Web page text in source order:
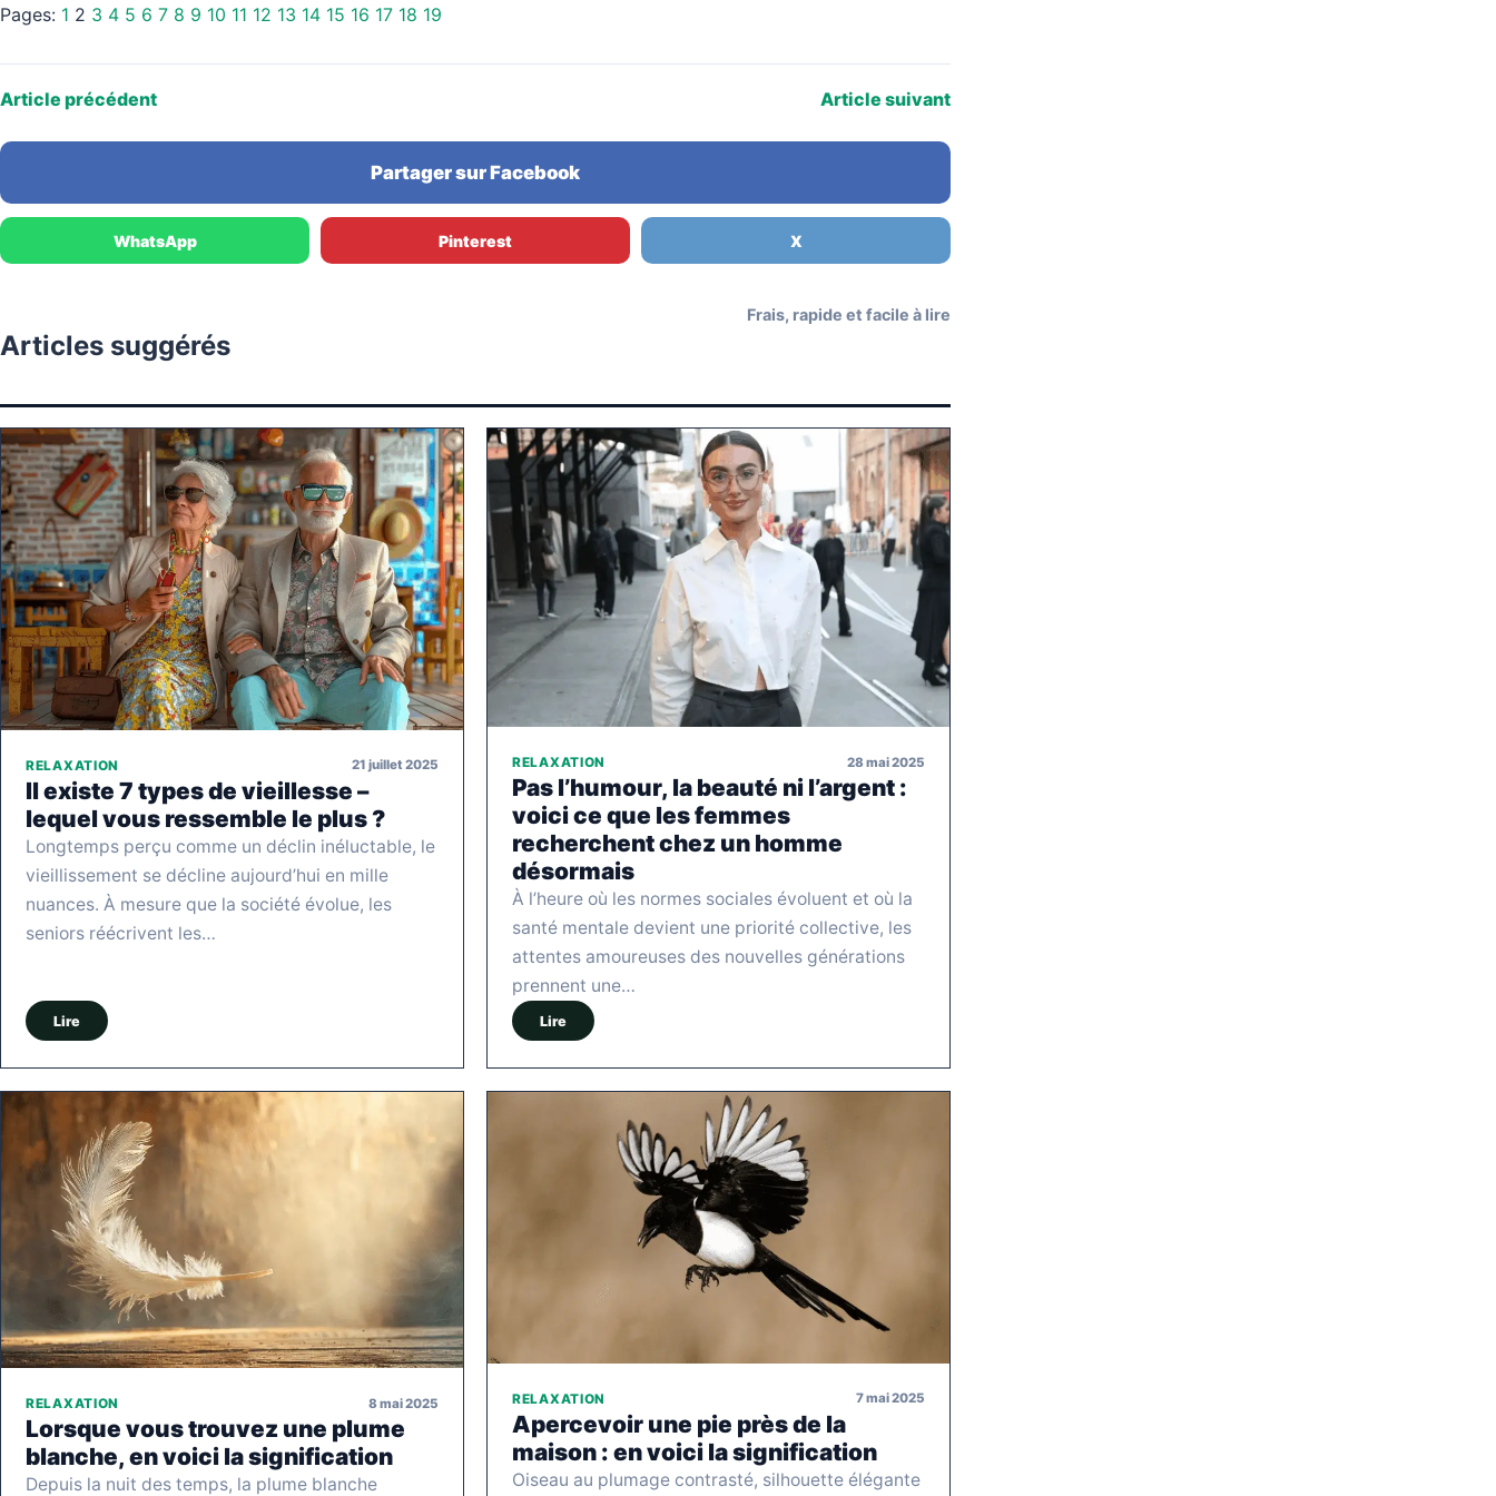
Pages: 1 2 3 4 5 6 7 8 9 10 11 12 13 14 15 16 17 18 19
Article précédent Article suivant
Partager sur Facebook
WhatsApp Pinterest X
Articles suggérés
Frais, rapide et facile à lire
RELAXATION 21 juillet 2025
Il existe 7 types de vieillesse –
lequel vous ressemble le plus ?
Longtemps perçu comme un déclin inéluctable, le
vieillissement se décline aujourd’hui en mille
nuances. À mesure que la société évolue, les
seniors réécrivent les…
Lire
RELAXATION 28 mai 2025
Pas l’humour, la beauté ni l’argent :
voici ce que les femmes
recherchent chez un homme
désormais
À l’heure où les normes sociales évoluent et où la
santé mentale devient une priorité collective, les
attentes amoureuses des nouvelles générations
prennent une…
Lire
RELAXATION 8 mai 2025
Lorsque vous trouvez une plume
blanche, en voici la signification
Depuis la nuit des temps, la plume blanche
RELAXATION 7 mai 2025
Apercevoir une pie près de la
maison : en voici la signification
Oiseau au plumage contrasté, silhouette élégante